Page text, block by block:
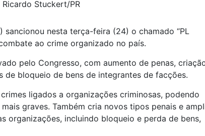
Ricardo Stuckert/PR
sancionou nesta terça-feira (24) o chamado “PL
ao crime organizado no país.
pelo Congresso, com aumento de penas,
de bloqueio de bens de integrantes de facções.
ligados a organizações criminosas, podendo
graves. Também cria novos tipos penais e
organizações, incluindo bloqueio e perda de bens,